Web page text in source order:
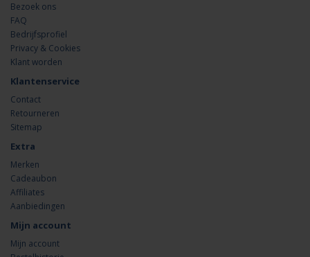
Bezoek ons
FAQ
Bedrijfsprofiel
Privacy & Cookies
Klant worden
Klantenservice
Contact
Retourneren
Sitemap
Extra
Merken
Cadeaubon
Affiliates
Aanbiedingen
Mijn account
Mijn account